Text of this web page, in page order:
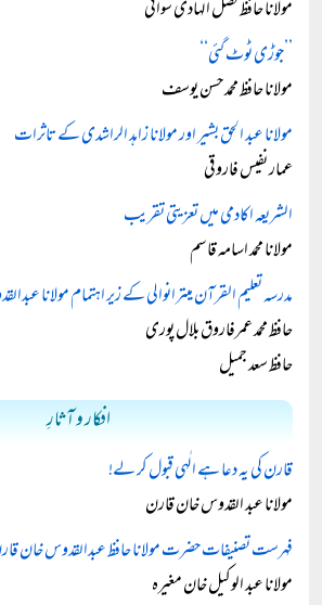
مولانا حافظ فضل الہادی سواتی
’’جوڑی ٹوٹ گئی‘‘
مولانا حافظ محمد حسن یوسف
مولانا عبد الحق بشیر اور مولانا زاہد الراشدی کے تاثرات
عمار نفیس فاروقی
الشریعہ اکادمی میں تعزیتی تقریب
مولانا محمد اسامہ قاسم
مدرسہ تعلیم القرآن میترانوالی کے زیر اہتمام مولانا
حافظ محمد عمرفاروق بلال پوری
حافظ سعد جمیل
افکار و آثارِ
قارن کی یہ دعا ہے الٰہی قبول کر لے!
مولانا عبد القدوس خان قارن
فہرست تصنیفات حضرت مولانا حافظ عبدالقدوس خان
مولانا عبد الوکیل خان مغیرہ